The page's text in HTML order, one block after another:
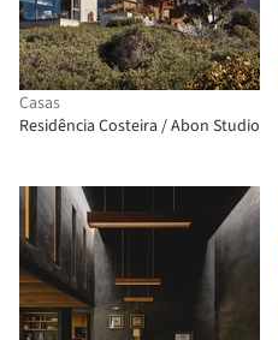
Casas
Residência Costeira / Abon Studio